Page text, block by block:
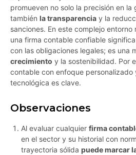
promueven no solo la precisión en la
también la transparencia y la
sanciones. En este complejo
una firma contable confiable
con las obligaciones legales; es una
crecimiento y la sostenibilidad. Por
contable con enfoque personalizado
tecnológica es clave.
Observaciones
Al evaluar cualquier firma
en el sector y su historial con
trayectoria sólida puede marcar